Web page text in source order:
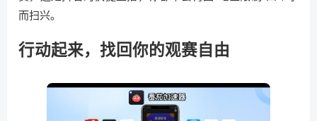
而扫兴。
行动起来，找回你的观赛自由